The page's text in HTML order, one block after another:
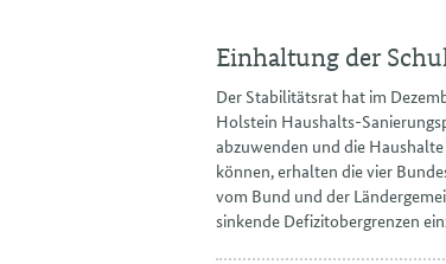
Einhaltung der
Der Stabilitätsrat hat im
Holstein Haushalts-
abzuwenden und die
können, erhalten die vier
vom Bund und der
sinkende Defizitobergrenzen